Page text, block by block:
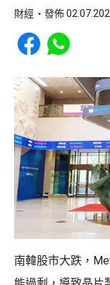
財經 發佈
Share to Facebook
Share to
南韓股市大跌，